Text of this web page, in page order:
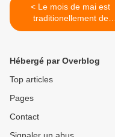
< Le mois de mai est
traditionellement de
commémoration de
pourraient désobliger
certains spécialistes de la
Hébergé par Overblog
Top articles
Pages
Contact
Signaler un abus